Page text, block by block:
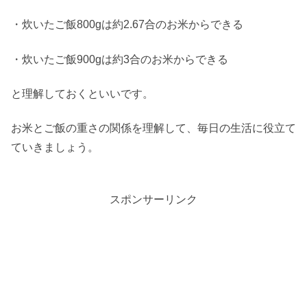
・炊いたご飯800gは約2.67合のお米からできる
・炊いたご飯900gは約3合のお米からできる
と理解しておくといいです。
お米とご飯の重さの関係を理解して、毎日の生活に役立て
ていきましょう。
スポンサーリンク